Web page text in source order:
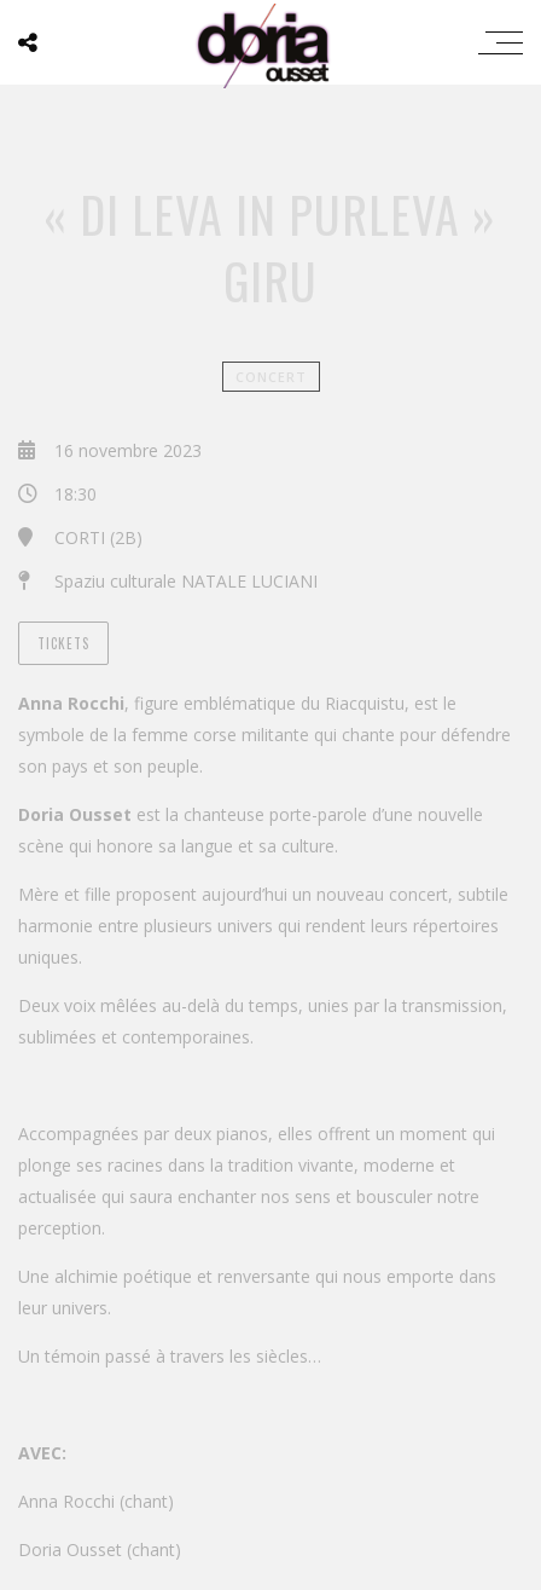
16 novembre 2023
18:30
CORTI (2B)
Spaziu culturale NATALE LUCIANI
TICKETS
Anna Rocchi, figure emblématique du Riacquistu, est le
symbole de la femme corse militante qui chante pour défendre
son pays et son peuple.
Doria Ousset est la chanteuse porte-parole d’une nouvelle
scène qui honore sa langue et sa culture.
Mère et fille proposent aujourd’hui un nouveau concert, subtile
harmonie entre plusieurs univers qui rendent leurs répertoires
uniques.
Deux voix mêlées au-delà du temps, unies par la transmission,
sublimées et contemporaines.
Accompagnées par deux pianos, elles offrent un moment qui
plonge ses racines dans la tradition vivante, moderne et
actualisée qui saura enchanter nos sens et bousculer notre
perception.
Une alchimie poétique et renversante qui nous emporte dans
leur univers.
Un témoin passé à travers les siècles…
AVEC:
Anna Rocchi (chant)
Doria Ousset (chant)